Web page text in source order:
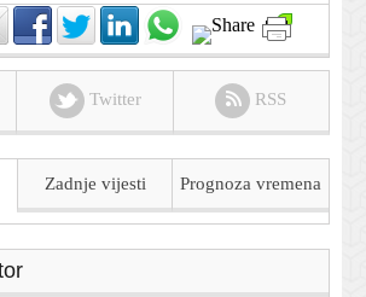
Twitter RSS
Zadnje vijesti Prognoza vremena